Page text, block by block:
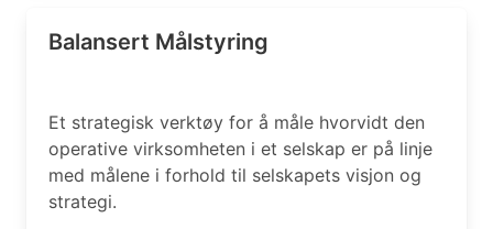
Balansert Målstyring
Et strategisk verktøy for å måle hvorvidt den
operative virksomheten i et selskap er på linje
med målene i forhold til selskapets visjon og
strategi.